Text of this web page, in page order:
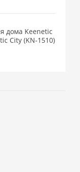
дома Keenetic
City (KN-1510)